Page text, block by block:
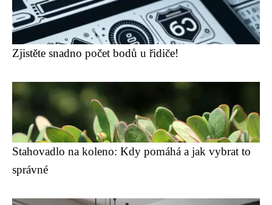
Zjistěte snadno počet bodů u řidiče!
Stahovadlo na koleno: Kdy pomáhá a jak vybrat to
správné